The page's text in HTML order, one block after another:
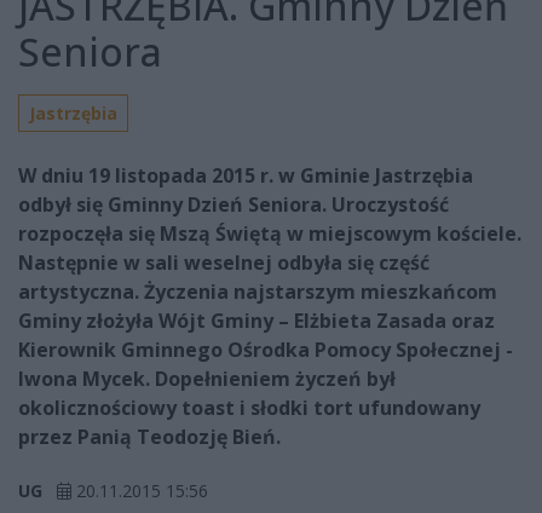
Seniora
Jastrzębia
W dniu 19 listopada 2015 r. w Gminie Jastrzębia
odbył się Gminny Dzień Seniora. Uroczystość
rozpoczęła się Mszą Świętą w miejscowym kościele.
Następnie w sali weselnej odbyła się część
artystyczna. Życzenia najstarszym mieszkańcom
Gminy złożyła Wójt Gminy – Elżbieta Zasada oraz
Kierownik Gminnego Ośrodka Pomocy Społecznej -
Iwona Mycek. Dopełnieniem życzeń był
okolicznościowy toast i słodki tort ufundowany
przez Panią Teodozję Bień.
UG 20.11.2015 15:56